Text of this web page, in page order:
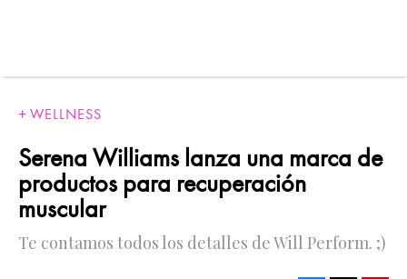
WELLNESS
Serena Williams lanza una marca de
productos para recuperación
muscular
Te contamos todos los detalles de Will Perform. ;)